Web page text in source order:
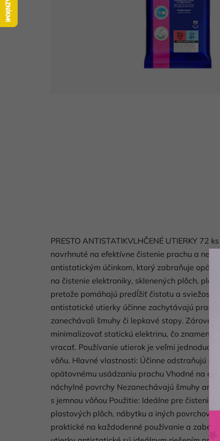
PRESTO ANTISTATIKVLHČENÉ UTIERKY
navrhnuté na efektívne čistenie prachu a
antistatickým účinkom, ktorý zabraňuje
na čistenie elektroniky, sklenených plôch,
pretože pomáhajú predĺžiť čistotu a sviežosť
antistatické utierky účinne zachytávajú
zanechávali šmuhy či lepkavé stopy.
minimalizovať statickú elektrinu, čo znamená,
vracať. Používanie utierok je veľmi
vôňu. Hlavné vlastnosti: Účinne odstraňujú
opätovnému usádzaniu prachu Vhodné na
náchylné povrchy Nezanechávajú šmuhy ani
s jemnou vôňou Použitie: Ideálne pre čistenie
plastových plôch, nábytku a iných povrchov
praktické na každodenné používanie a